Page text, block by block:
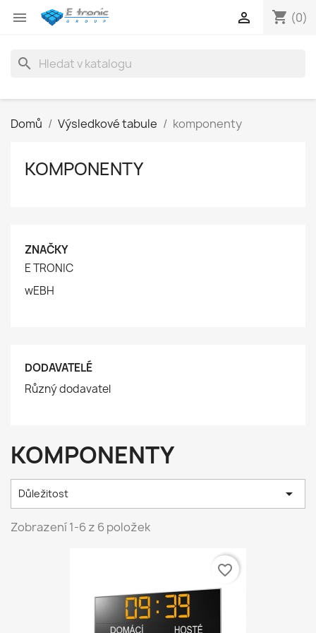
 shopping_cart (0)

search
Domů Výsledkové tabule komponenty
KOMPONENTY
ZNAČKY
E TRONIC
wEBH
DODAVATELÉ
Různý dodavatel
KOMPONENTY
Důležitost 
Zobrazení 1-6 z 6 položek
favorite_border